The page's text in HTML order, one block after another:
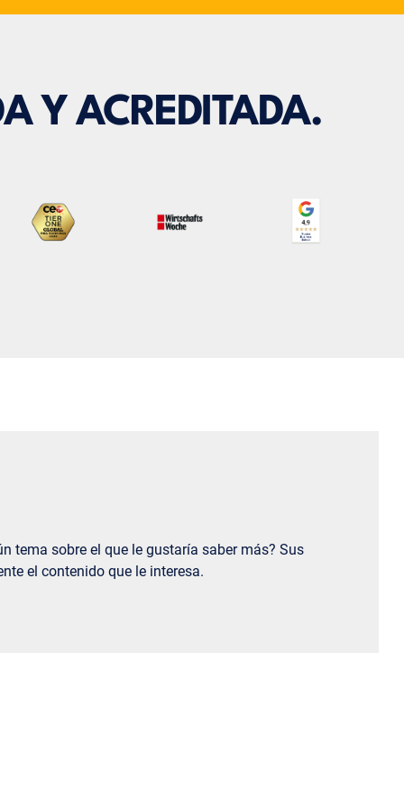
Y ACREDITADA.
tema sobre el que le gustaría saber más? Sus
el contenido que le interesa.